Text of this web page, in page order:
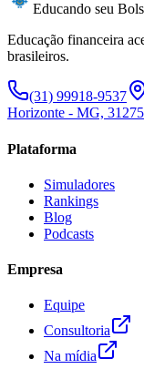
Educando seu
Educação financeira
brasileiros.
(31) 99918-9537
Horizonte - MG,
Plataforma
Simuladores
Rankings
Blog
Podcasts
Empresa
Equipe
Consultoria
Na mídia